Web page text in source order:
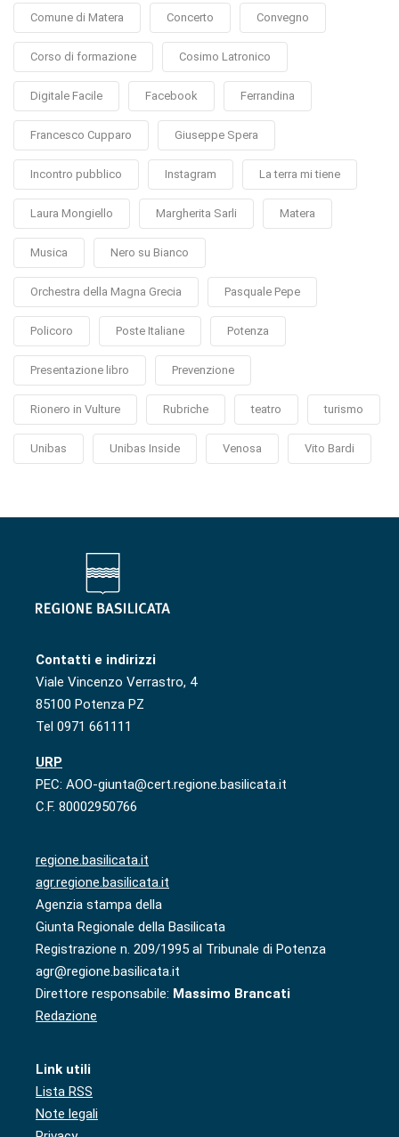
Comune di Matera Concerto Convegno
Corso di formazione Cosimo Latronico
Digitale Facile Facebook Ferrandina
Francesco Cupparo Giuseppe Spera
Incontro pubblico Instagram La terra mi tiene
Laura Mongiello Margherita Sarli Matera
Musica Nero su Bianco
Orchestra della Magna Grecia Pasquale Pepe
Policoro Poste Italiane Potenza
Presentazione libro Prevenzione
Rionero in Vulture Rubriche teatro turismo
Unibas Unibas Inside Venosa Vito Bardi
Contatti e indirizzi
Viale Vincenzo Verrastro, 4
85100 Potenza PZ
Tel 0971 661111
URP
PEC: AOO-giunta@cert.regione.basilicata.it
C.F. 80002950766
regione.basilicata.it
agr.regione.basilicata.it
Agenzia stampa della
Giunta Regionale della Basilicata
Registrazione n. 209/1995 al Tribunale di Potenza
agr@regione.basilicata.it
Direttore responsabile: Massimo Brancati
Redazione
Link utili
Lista RSS
Note legali